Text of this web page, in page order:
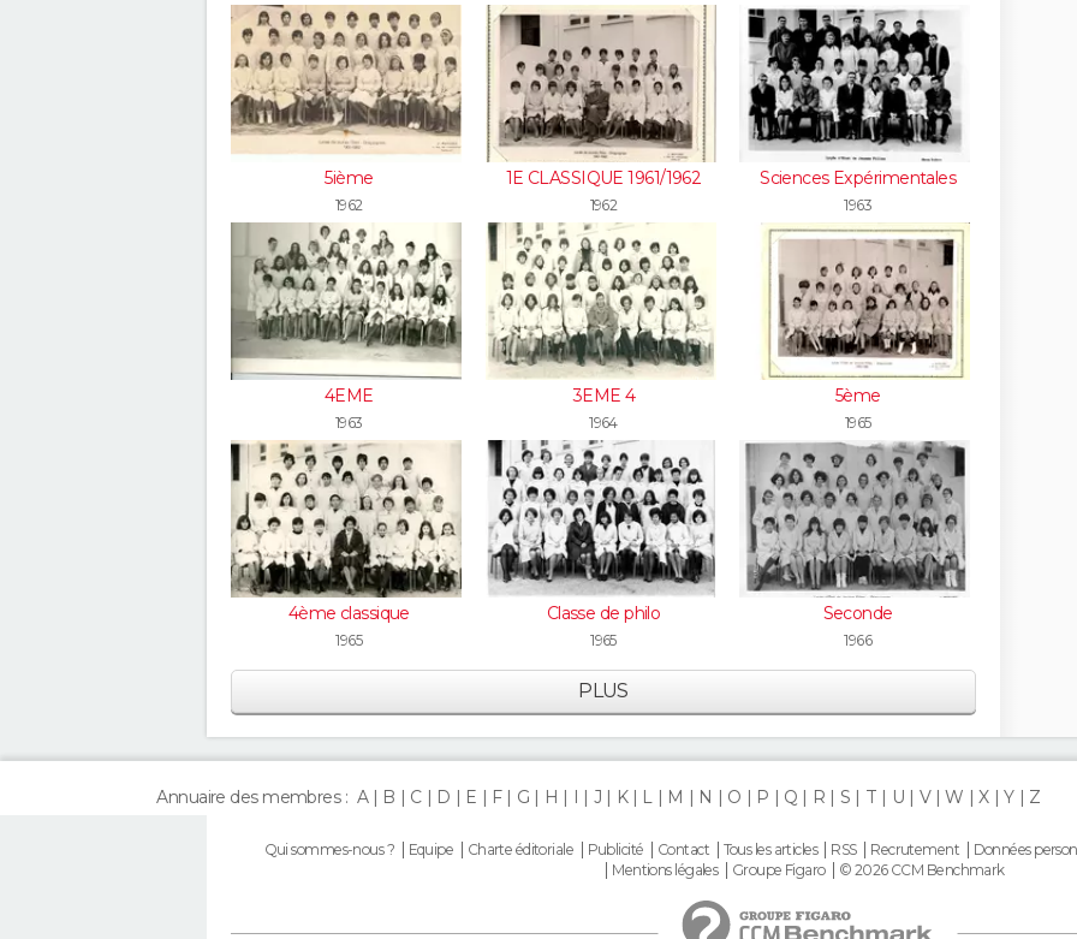
5ième
1962
1E CLASSIQUE 1961/1962
1962
Sciences Expérimentales
1963
4EME
1963
3EME 4
1964
5ème
1965
4ème classique
1965
Classe de philo
1965
Seconde
1966
PLUS
Annuaire des membres : A B C D E F G H I J K L M N O P Q R S T U V W X Y Z
Qui sommes-nous ? Equipe Charte éditoriale Publicité Contact Tous les articles RSS Recrutement Données
Mentions légales
Groupe Figaro © 2026 CCM Benchmark